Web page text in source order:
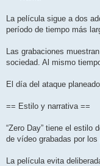
La película sigue a dos
período de tiempo más
Las grabaciones
sociedad. Al mismo
El día del ataque
== Estilo y narrativa ==
“Zero Day” tiene el estilo
de vídeo grabadas por
La película evita